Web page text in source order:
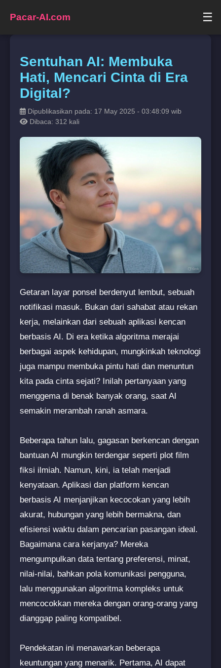
Pacar-AI.com ☰
Sentuhan AI: Membuka
Hati, Mencari Cinta di Era
Digital?
Dipublikasikan pada: 17 May 2025 - 03:48:09 wib
Dibaca: 312 kali
Getaran layar ponsel berdenyut lembut, sebuah
notifikasi masuk. Bukan dari sahabat atau rekan
kerja, melainkan dari sebuah aplikasi kencan
berbasis AI. Di era ketika algoritma merajai
berbagai aspek kehidupan, mungkinkah teknologi
juga mampu membuka pintu hati dan menuntun
kita pada cinta sejati? Inilah pertanyaan yang
menggema di benak banyak orang, saat AI
semakin merambah ranah asmara.
Beberapa tahun lalu, gagasan berkencan dengan
bantuan AI mungkin terdengar seperti plot film
fiksi ilmiah. Namun, kini, ia telah menjadi
kenyataan. Aplikasi dan platform kencan
berbasis AI menjanjikan kecocokan yang lebih
akurat, hubungan yang lebih bermakna, dan
efisiensi waktu dalam pencarian pasangan ideal.
Bagaimana cara kerjanya? Mereka
mengumpulkan data tentang preferensi, minat,
nilai-nilai, bahkan pola komunikasi pengguna,
lalu menggunakan algoritma kompleks untuk
mencocokkan mereka dengan orang-orang yang
dianggap paling kompatibel.
Pendekatan ini menawarkan beberapa
keuntungan yang menarik. Pertama, AI dapat